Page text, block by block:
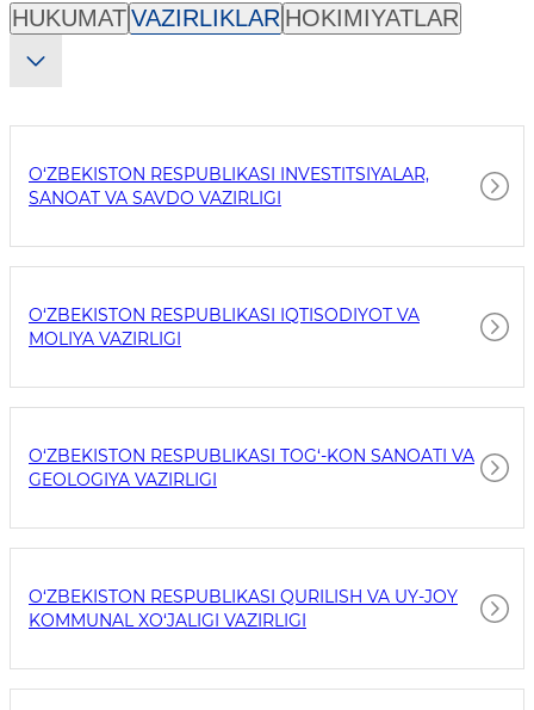
Вкладки органов власти
HUKUMATVAZIRLIKLAR HOKIMIYATLAR
O‘ZBEKISTON RESPUBLIKASI INVESTITSIYALAR,
SANOAT VA SAVDO VAZIRLIGI
O‘ZBEKISTON RESPUBLIKASI IQTISODIYOT VA
MOLIYA VAZIRLIGI
O‘ZBEKISTON RESPUBLIKASI TOG‘-KON SANOATI VA
GEOLOGIYA VAZIRLIGI
O‘ZBEKISTON RESPUBLIKASI QURILISH VA UY-JOY
KOMMUNAL XO‘JALIGI VAZIRLIGI